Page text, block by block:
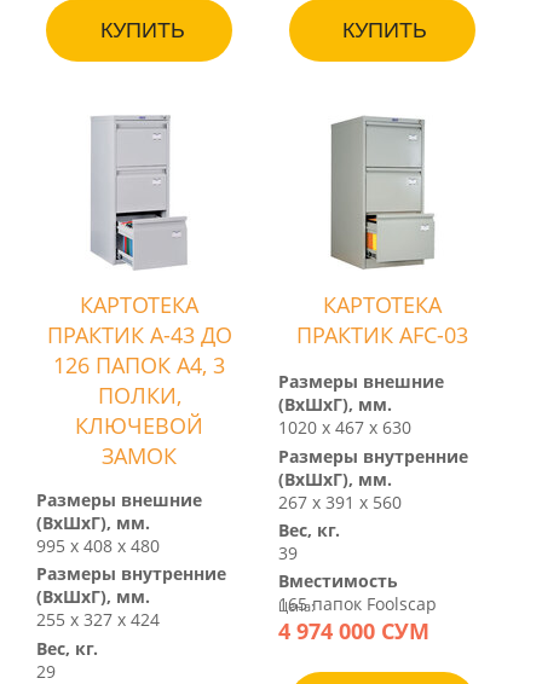
КУПИТЬ КУПИТЬ
КАРТОТЕКА
ПРАКТИК А-43 ДО
126 ПАПОК А4, 3
ПОЛКИ,
КЛЮЧЕВОЙ
ЗАМОК
Размеры внешние
(ВхШхГ), мм.
995 х 408 х 480
Размеры внутренние
(ВхШхГ), мм.
255 х 327 х 424
Вес, кг.
29
КАРТОТЕКА
ПРАКТИК AFC-03
Размеры внешние
(ВхШхГ), мм.
1020 х 467 х 630
Размеры внутренние
(ВхШхГ), мм.
267 х 391 х 560
Вес, кг.
39
Вместимость
165 папок Foolscap
Цена:
4 974 000 СУМ